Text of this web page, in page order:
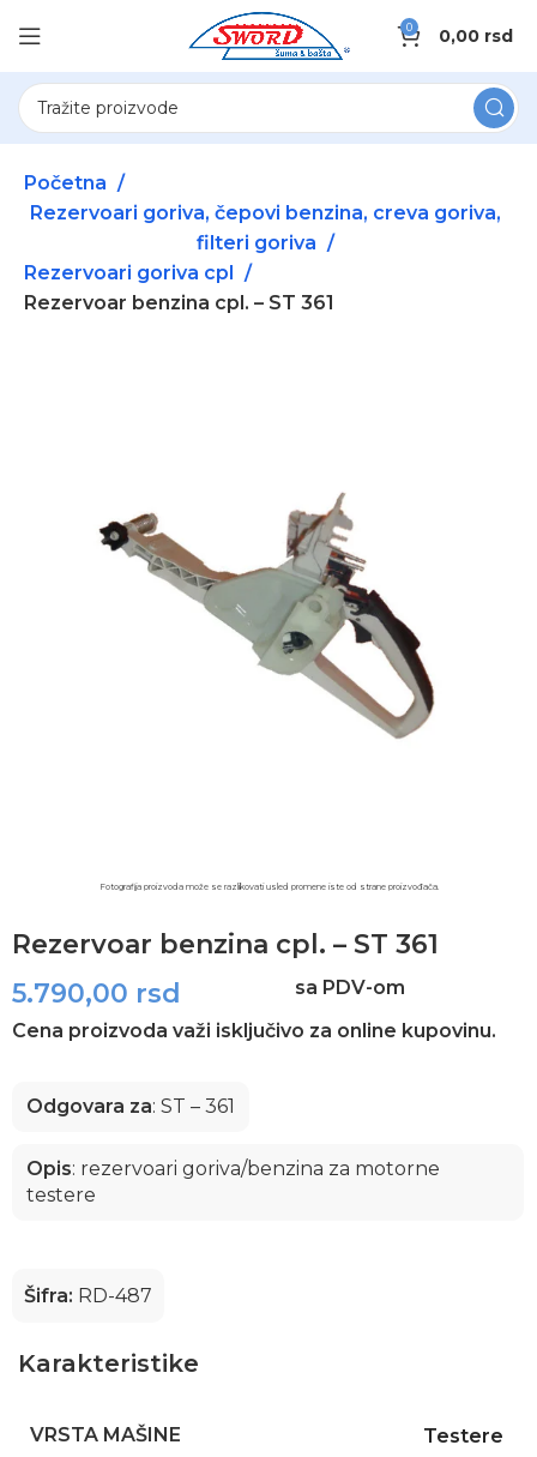
0 0,00 rsd
Početna
Rezervoari goriva, čepovi benzina, creva goriva,
filteri goriva
Rezervoari goriva cpl
Rezervoar benzina cpl. – ST 361
Fotografija proizvoda može se razlikovati usled promene iste od strane proizvođača.​
Rezervoar benzina cpl. – ST 361
5.790,00 rsd
sa PDV-om
Cena proizvoda važi isključivo za online kupovinu.
Odgovara za: ST – 361
Opis: rezervoari goriva/benzina za motorne
testere
Šifra: RD-487
Karakteristike
VRSTA MAŠINE Testere